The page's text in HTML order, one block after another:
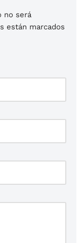
no será
están marcados